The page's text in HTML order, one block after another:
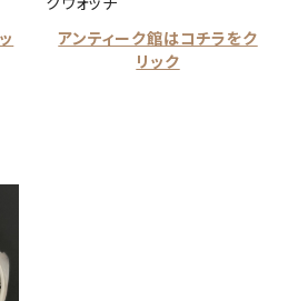
アンティーク館はコチラをク
リック